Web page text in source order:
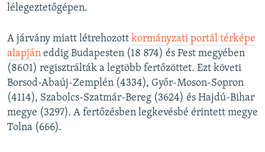
lélegeztetőgépen.
A járvány miatt létrehozott kormányzati portál térképe
alapján eddig Budapesten (18 874) és Pest megyében
(8601) regisztrálták a legtöbb fertőzöttet. Ezt követi
Borsod-Abaúj-Zemplén (4334), Győr-Moson-Sopron
(4114), Szabolcs-Szatmár-Bereg (3624) és Hajdú-Bihar
megye (3297). A fertőzésben legkevésbé érintett megye
Tolna (666).